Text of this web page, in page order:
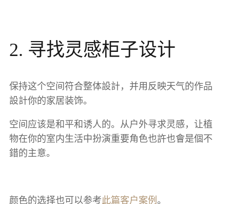
2. 寻找灵感柜子设计
保持这个空间符合整体設計，并用反映天气的作品
設計你的家居装饰。
空间应该是和平和诱人的。从户外寻求灵感，让植
物在你的室内生活中扮演重要角色也許也會是個不
錯的主意。
颜色的选择也可以参考此篇客户案例 。